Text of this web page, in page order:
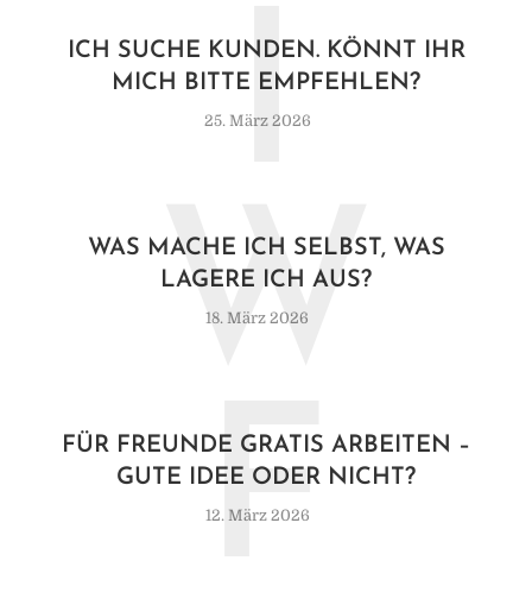
ICH SUCHE KUNDEN. KÖNNT IHR
MICH BITTE EMPFEHLEN?
25. März 2026
I
WAS MACHE ICH SELBST, WAS
LAGERE ICH AUS?
18. März 2026
W
FÜR FREUNDE GRATIS ARBEITEN –
GUTE IDEE ODER NICHT?
12. März 2026
F